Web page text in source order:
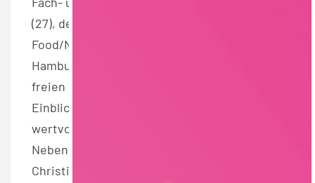
(27), der aktuell im Bereich Einkauf
Food/Nonfood bei der EDEKA-Zentrale
Hamburg arbeitet, ganze 1,5 Stunden zur
freien Verfügung. Dabei gibt er exklusive
Einblicke in seine Zeit als Trainee und
wertvolle Tipps für den Bewerbungsprozess.
Neben Felix beantworten auch Melanie und
Christina aus dem Personalbereich